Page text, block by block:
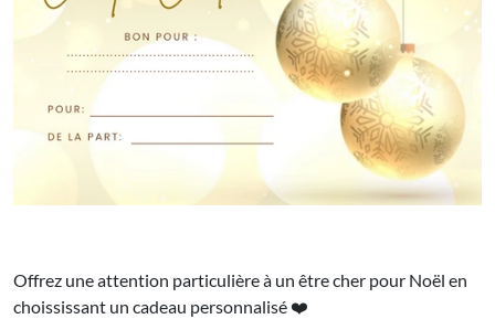
Offrez une attention particulière à un être cher pour Noël en
choississant un cadeau personnalisé ❤️